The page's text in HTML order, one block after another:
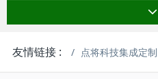
友情链接 : 点将科技集成定制